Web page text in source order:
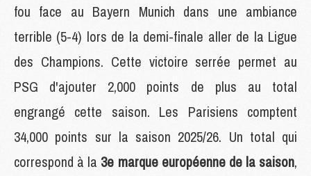
fou face au Bayern Munich dans une ambiance
terrible (5-4) lors de la demi-finale aller de la Ligue
des Champions. Cette victoire serrée permet au
PSG d'ajouter 2,000 points de plus au total
engrangé cette saison. Les Parisiens comptent
34,000 points sur la saison 2025/26. Un total qui
correspond à la 3e marque européenne de la saison,